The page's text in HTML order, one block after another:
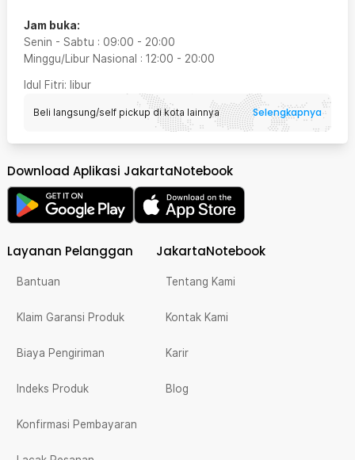
Jam buka:
Senin - Sabtu : 09:00 - 20:00
Minggu/Libur Nasional : 12:00 - 20:00
Idul Fitri: libur
Beli langsung/self pickup di kota lainnya Selengkapnya
Download Aplikasi JakartaNotebook
Layanan Pelanggan
Bantuan
Klaim Garansi Produk
Biaya Pengiriman
Indeks Produk
Konfirmasi Pembayaran
JakartaNotebook
Tentang Kami
Kontak Kami
Karir
Blog